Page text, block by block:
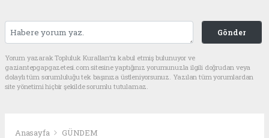
Gönder
Yorum yazarak Topluluk Kuralları’nı kabul etmiş bulunuyor ve
gaziantepgapgazetesi.com sitesine yaptığınız yorumunuzla ilgili doğrudan veya
dolaylı tüm sorumluluğu tek başınıza üstleniyorsunuz. Yazılan tüm yorumlardan
site yönetimi hiçbir şekilde sorumlu tutulamaz.
Anasayfa GÜNDEM